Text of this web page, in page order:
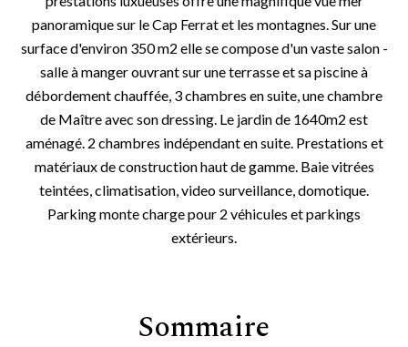
panoramique sur le Cap Ferrat et les montagnes. Sur une
surface d'environ 350 m2 elle se compose d'un vaste salon -
salle à manger ouvrant sur une terrasse et sa piscine à
débordement chauffée, 3 chambres en suite, une chambre
de Maître avec son dressing. Le jardin de 1640m2 est
aménagé. 2 chambres indépendant en suite. Prestations et
matériaux de construction haut de gamme. Baie vitrées
teintées, climatisation, video surveillance, domotique.
Parking monte charge pour 2 véhicules et parkings
extérieurs.
Sommaire